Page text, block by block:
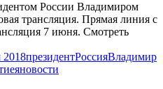
России Владимиром
трансляция. Прямая линия с
7 июня. Смотреть
президентРоссияВладимир
яновости